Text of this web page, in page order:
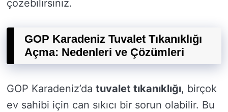
çözebilirsiniz.
GOP Karadeniz Tuvalet Tıkanıklığı
Açma: Nedenleri ve Çözümleri
GOP Karadeniz’da tuvalet tıkanıklığı, birçok
ev sahibi için can sıkıcı bir sorun olabilir. Bu